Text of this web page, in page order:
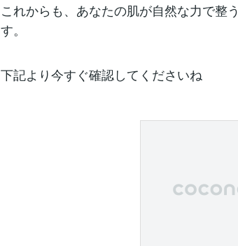
これからも、あなたの肌が自然な力で整
す。
下記より今すぐ確認してくださいね